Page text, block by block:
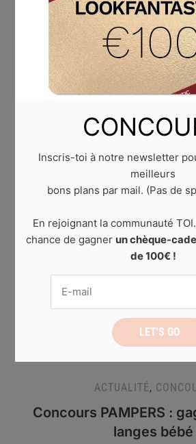
ACTUALITÉ,
Concours PAMPERS :
langes bébé
Inscris-toi à notre newsletter
meilleurs
bons plans par mail. (Pas de
En rejoignant la communauté
chance de gagner un chèque-
de 100€ !